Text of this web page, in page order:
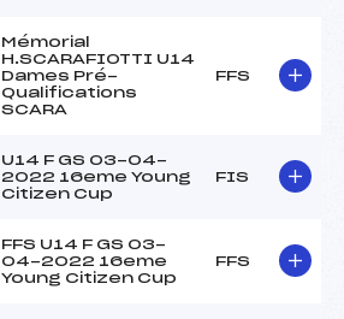
Mémorial
H.SCARAFIOTTI U14
Dames Pré-
Qualifications
SCARA
FFS
U14 F GS 03-04-
2022 16eme Young
Citizen Cup
FIS
FFS U14 F GS 03-
04-2022 16eme
Young Citizen Cup
FFS